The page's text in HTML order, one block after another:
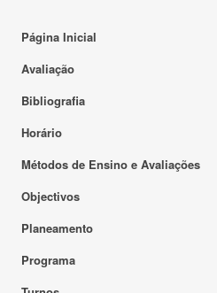
Página Inicial
Avaliação
Bibliografia
Horário
Métodos de Ensino e Avaliações
Objectivos
Planeamento
Programa